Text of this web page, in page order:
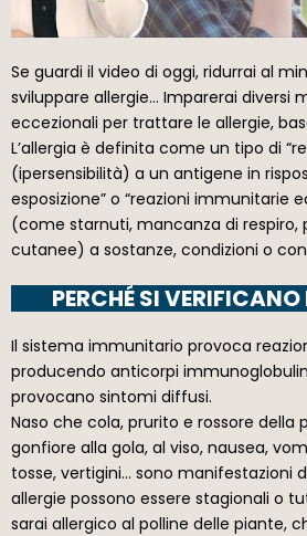
Se guardi il video di oggi, ridurrai al
sviluppare allergie… Imparerai diversi
eccezionali per trattare le allergie,
L’allergia è definita come un tipo di
(ipersensibilità) a un antigene in
esposizione” o “reazioni immunitarie
(come starnuti, mancanza di respiro,
cutanee) a sostanze, condizioni o
PERCHÉ SI VERIFICANO
Il sistema immunitario provoca
producendo anticorpi
provocano sintomi diffusi.
Naso che cola, prurito e rossore della
gonfiore alla gola, al viso, nausea,
tosse, vertigini… sono manifestazioni
allergie possono essere stagionali o
sarai allergico al polline delle piante,